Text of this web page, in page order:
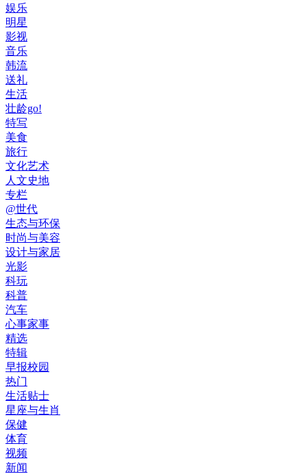
娱乐
明星
影视
音乐
韩流
送礼
生活
壮龄go!
特写
美食
旅行
文化艺术
人文史地
专栏
@世代
生态与环保
时尚与美容
设计与家居
光影
科玩
科普
汽车
心事家事
精选
特辑
早报校园
热门
生活贴士
星座与生肖
保健
体育
视频
新闻